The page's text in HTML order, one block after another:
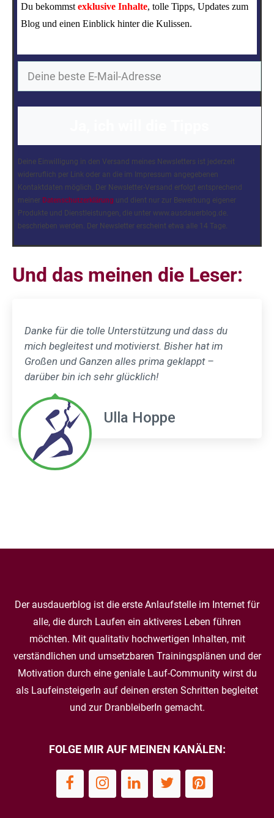
Du bekommst exklusive Inhalte, tolle Tipps, Updates zum
Blog und einen Einblick hinter die Kulissen.
Deine Einwilligung in den Versand meines Newsletters ist jederzeit
widerruflich per Link oder an die im Impressum angegebenen
Kontaktdaten möglich. Der Newsletter-Versand erfolgt entsprechend
meiner Datenschutzerklärung und dient nur zur Bewerbung eigener
Produkte und Dienstleistungen, die unter www.ausdauerblog.de.
beschrieben werden. Der Newsletter erscheint etwa alle 14 Tage.
Und das meinen die Leser:
Danke für die tolle Unterstützung und dass du
mich begleitest und motivierst. Bisher hat im
Großen und Ganzen alles prima geklappt –
darüber bin ich sehr glücklich!
Ulla Hoppe
Der ausdauerblog ist die erste Anlaufstelle im Internet für
alle, die durch Laufen ein aktiveres Leben führen
möchten. Mit qualitativ hochwertigen Inhalten, mit
verständlichen und umsetzbaren Trainingsplänen und der
Motivation durch eine geniale Lauf-Community wirst du
als LaufeinsteigerIn auf deinen ersten Schritten begleitet
und zur DranbleiberIn gemacht.
FOLGE MIR AUF MEINEN KANÄLEN: